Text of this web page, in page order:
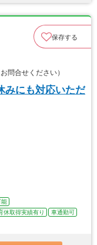
保存する
合せください）
みにも対応いただ
能
休取得実績有り
車通勤可